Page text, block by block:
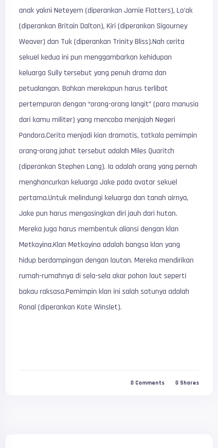
anak yakni Neteyem (diperankan Jamie Flatters), Lo’ak
(diperankan Britain Dalton), Kiri (diperankan Sigourney
Weaver) dan Tuk (diperankan Trinity Bliss).Nah cerita
sekuel kedua ini pun menggambarkan kehidupan
keluarga Sully tersebut yang penuh drama dan
petualangan. Bahkan merekapun harus terlibat
pertempuran dengan “orang-orang langit” (para manusia
dari kamu militer) yang mencoba menjajah Negeri
Pandora.Cerita menjadi kian dramatis, tatkala pemimpin
orang-orang jahat tersebut adalah Miles Quaritch
(diperankan Stephen Lang). Ia adalah orang yang pernah
menghancurkan keluarga Jake pada avatar sekuel
pertama.Untuk melindungi keluarga dan tanah airnya,
Jake pun harus mengasingkan diri jauh dari hutan.
Mereka juga harus membentuk aliansi dengan klan
Metkayina.Klan Metkayina adalah bangsa klan yang
hidup berdampingan dengan lautan. Mereka mendirikan
rumah-rumahnya di sela-sela akar pohon laut seperti
bakau raksasa.Pemimpin klan ini salah satunya adalah
Ronal (diperankan Kate Winslet).
0 Comments 0 Shares